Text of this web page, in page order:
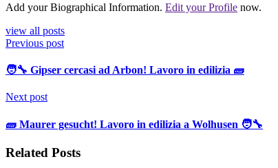
Add your Biographical Information. Edit your Profile now.
view all posts
Previous post
🧑‍🔧 Gipser cercasi ad Arbon! Lavoro in edilizia 🧱
Next post
🧱 Maurer gesucht! Lavoro in edilizia a Wolhusen 🧑‍🔧
Related Posts